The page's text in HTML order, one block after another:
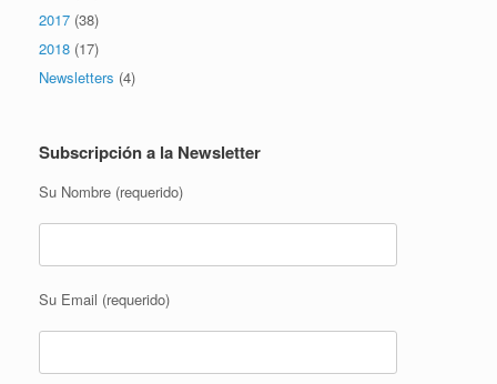
2017 (38)
2018 (17)
Newsletters (4)
Subscripción a la Newsletter
Su Nombre (requerido)
Su Email (requerido)